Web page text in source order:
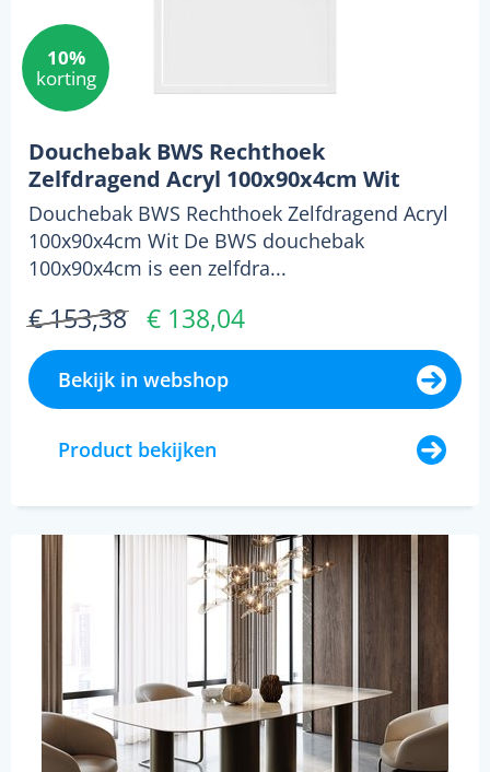
10%
korting
Douchebak BWS Rechthoek
Zelfdragend Acryl 100x90x4cm Wit
Douchebak BWS Rechthoek Zelfdragend Acryl
100x90x4cm Wit De BWS douchebak
100x90x4cm is een zelfdra...
€ 153,38 € 138,04
Bekijk in webshop
Product bekijken